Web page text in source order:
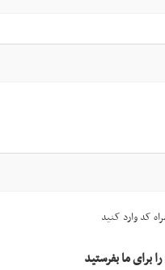
کد وارد کنید
برای ما بفرستید